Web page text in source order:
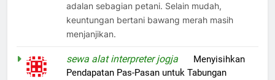
adalan sebagian petani. Selain mudah,
keuntungan bertani bawang merah masih
menjanjikan.
sewa alat interpreter jogja
Menyisihkan
Pendapatan Pas-Pasan untuk Tabungan